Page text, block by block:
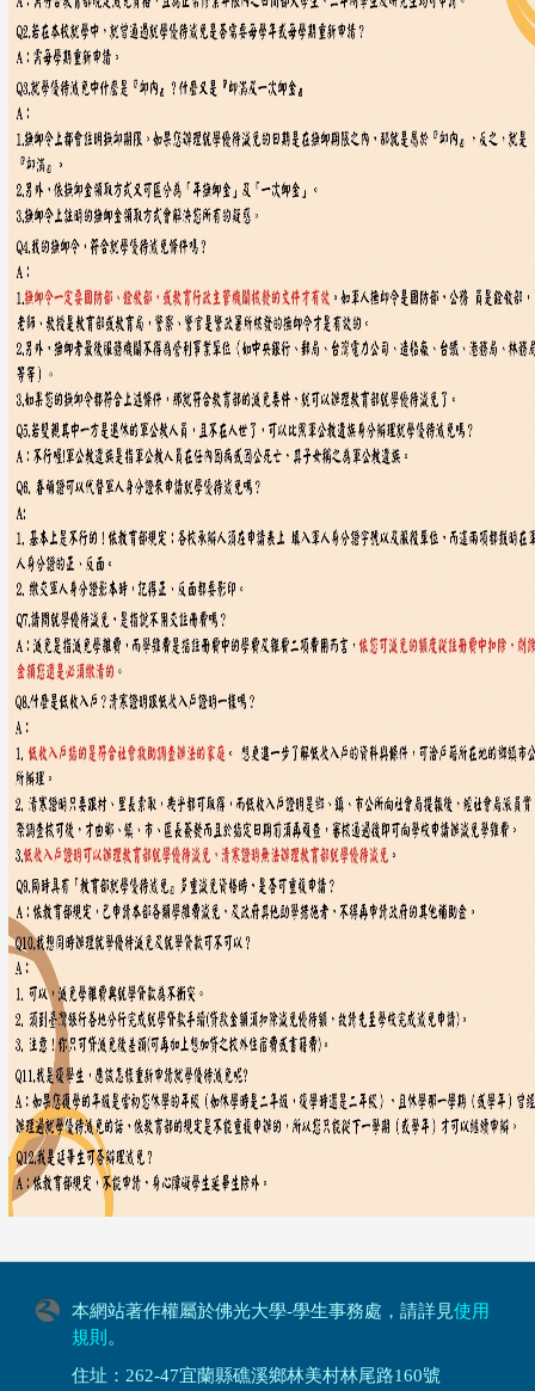
本網站著作權屬於佛光大學-學生事務處，請詳見使用
規則 。
住址：262-47宜蘭縣礁溪鄉林美村林尾路160號